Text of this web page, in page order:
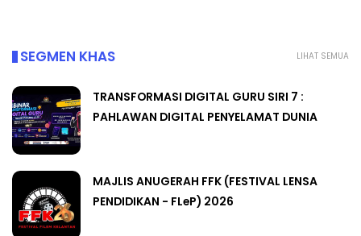
LIHAT SEMUA
SEGMEN KHAS
TRANSFORMASI DIGITAL GURU SIRI 7 :
PAHLAWAN DIGITAL PENYELAMAT DUNIA
MAJLIS ANUGERAH FFK (FESTIVAL LENSA
PENDIDIKAN - FLeP) 2026